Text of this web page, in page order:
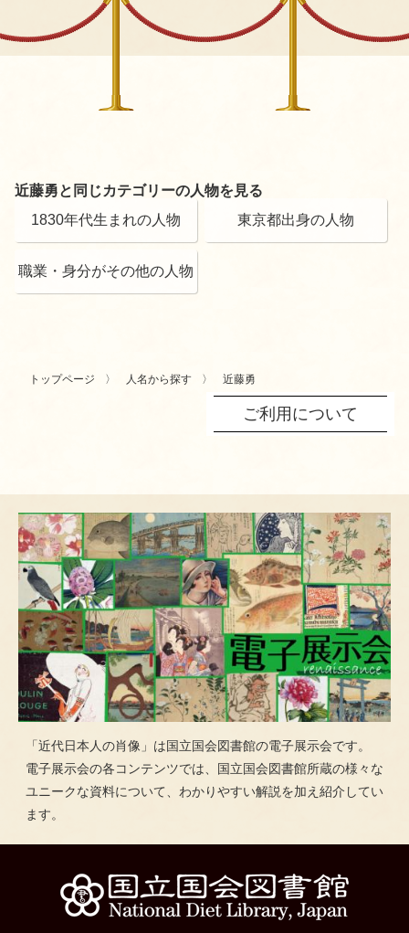
近藤勇と同じカテゴリーの人物を見る
1830年代生まれの人物
東京都出身の人物
職業・身分がその他の人物
トップページ 人名から探す 近藤勇
ご利用について
「近代日本人の肖像」は国立国会図書館の電子展示会です。
電子展示会の各コンテンツでは、国立国会図書館所蔵の様々な
ユニークな資料について、わかりやすい解説を加え紹介してい
ます。